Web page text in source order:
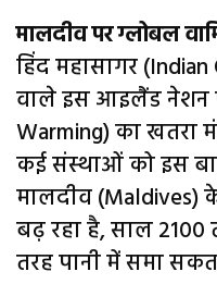
मालदीव पर ग्लोबल
हिंद महासागर
वाले इस आइलैंड नेशन
Warming) का खतरा
कई संस्थाओं को इस
मालदीव
बढ़ रहा है, साल 2100
तरह पानी में समा